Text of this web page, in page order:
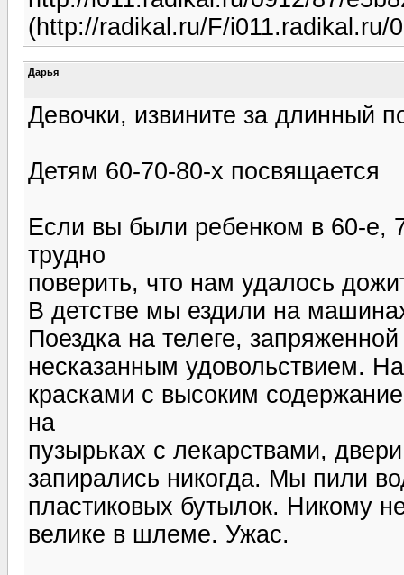
(http://radikal.ru/F/i011.radikal.ru/
Дарья
Девочки, извините за длинный
Детям 60-70-80-х посвящается
Если вы были ребенком в 60-е,
трудно
поверить, что нам удалось
В детстве мы ездили на
Поездка на телеге,
несказанным удовольствием.
красками с высоким
на
пузырьках с лекарствами,
запирались никогда. Мы пили
пластиковых бутылок. Никому
велике в шлеме. Ужас.